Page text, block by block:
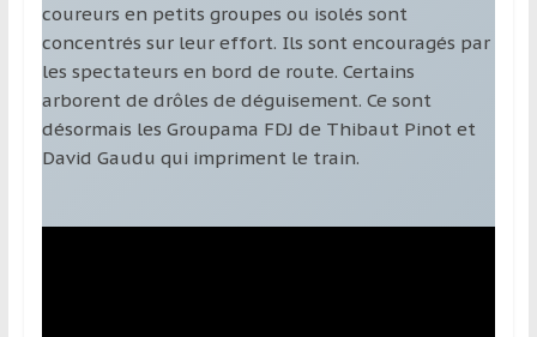
coureurs en petits groupes ou isolés sont
concentrés sur leur effort. Ils sont encouragés par
les spectateurs en bord de route. Certains
arborent de drôles de déguisement. Ce sont
désormais les Groupama FDJ de Thibaut Pinot et
David Gaudu qui impriment le train.